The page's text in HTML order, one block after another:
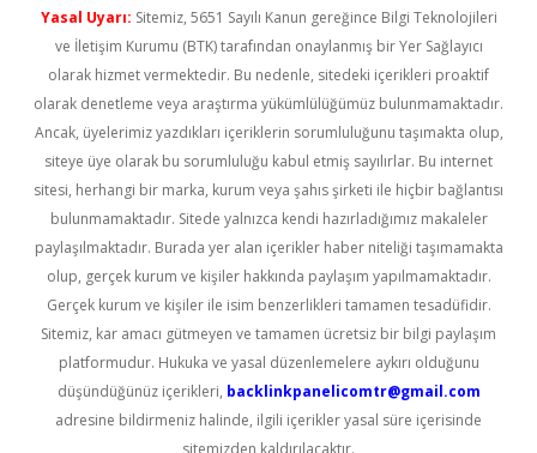
Yasal Uyarı: Sitemiz, 5651 Sayılı Kanun gereğince Bilgi Teknolojileri
ve İletişim Kurumu (BTK) tarafından onaylanmış bir Yer Sağlayıcı
olarak hizmet vermektedir. Bu nedenle, sitedeki içerikleri proaktif
olarak denetleme veya araştırma yükümlülüğümüz bulunmamaktadır.
Ancak, üyelerimiz yazdıkları içeriklerin sorumluluğunu taşımakta olup,
siteye üye olarak bu sorumluluğu kabul etmiş sayılırlar. Bu internet
sitesi, herhangi bir marka, kurum veya şahıs şirketi ile hiçbir bağlantısı
bulunmamaktadır. Sitede yalnızca kendi hazırladığımız makaleler
paylaşılmaktadır. Burada yer alan içerikler haber niteliği taşımamakta
olup, gerçek kurum ve kişiler hakkında paylaşım yapılmamaktadır.
Gerçek kurum ve kişiler ile isim benzerlikleri tamamen tesadüfidir.
Sitemiz, kar amacı gütmeyen ve tamamen ücretsiz bir bilgi paylaşım
platformudur. Hukuka ve yasal düzenlemelere aykırı olduğunu
düşündüğünüz içerikleri, backlinkpanelicomtr@gmail.com
adresine bildirmeniz halinde, ilgili içerikler yasal süre içerisinde
sitemizden kaldırılacaktır.